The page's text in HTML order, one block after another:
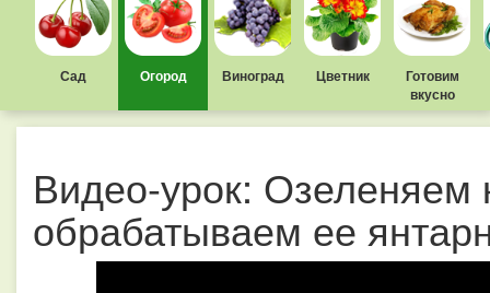
Сад Огород Виноград Цветник
Готовим
вкусно
Видео-урок: Озеленяем
обрабатываем ее